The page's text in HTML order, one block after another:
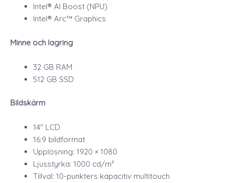
Intel® AI Boost (NPU)
Intel® Arc™ Graphics
Minne och lagring
32 GB RAM
512 GB SSD
Bildskärm
14″ LCD
16:9 bildformat
Upplösning: 1920 × 1080
Ljusstyrka: 1000 cd/m²
Tillval: 10-punkters kapacitiv multitouch